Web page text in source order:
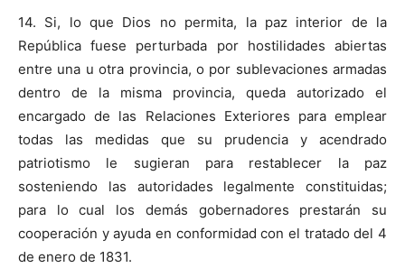
14. Si, lo que Dios no permita, la paz interior de la
República fuese perturbada por hostilidades abiertas
entre una u otra provincia, o por sublevaciones armadas
dentro de la misma provincia, queda autorizado el
encargado de las Relaciones Exteriores para emplear
todas las medidas que su prudencia y acendrado
patriotismo le sugieran para restablecer la paz
sosteniendo las autoridades legalmente constituidas;
para lo cual los demás gobernadores prestarán su
cooperación y ayuda en conformidad con el tratado del 4
de enero de 1831.